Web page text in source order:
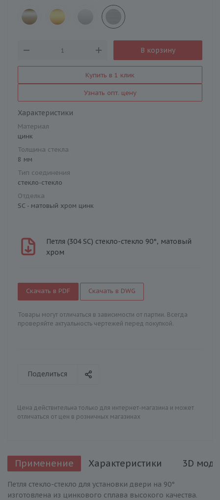
В корзину
Купить в 1 клик
Узнать опт. цену
Характеристики
Материал
цинк
Толщина стекла
8 мм
Тип соединения
стекло-стекло
Отделка
SC - матовый хром цинк
Петля (304 SC) стекло-стекло 90°, матовый
хром
Скачать в PDF Скачать в DWG
Товары могут отличаться в зависимости от партии. Всегда
проверяйте актуальность чертежей перед покупкой.
Поделиться
Цена действительна только для интернет-магазина и может
отличаться от цен в розничных магазинах
Применение Характеристики 3D
Петля стекло-стекло для установки двери на 90°
изготовлена из цинкового сплава высокого качества.